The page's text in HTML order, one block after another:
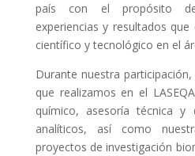
país con el propósito
experiencias y resultados
científico y tecnológico en el
Durante nuestra
que realizamos en el
químico, asesoría técnica y
analíticos, así como
proyectos de investigación